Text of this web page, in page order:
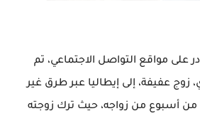
على مواقع التواصل الاجتماعي، تم
عفيفة، إلى إيطاليا عبر طرق غير
من أسبوع من زواجه، حيث ترك زوجته